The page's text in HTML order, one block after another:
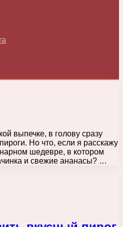
выпечке, в голову сразу
Но что, если я расскажу
шедевре, в котором
и свежие ананасы? …